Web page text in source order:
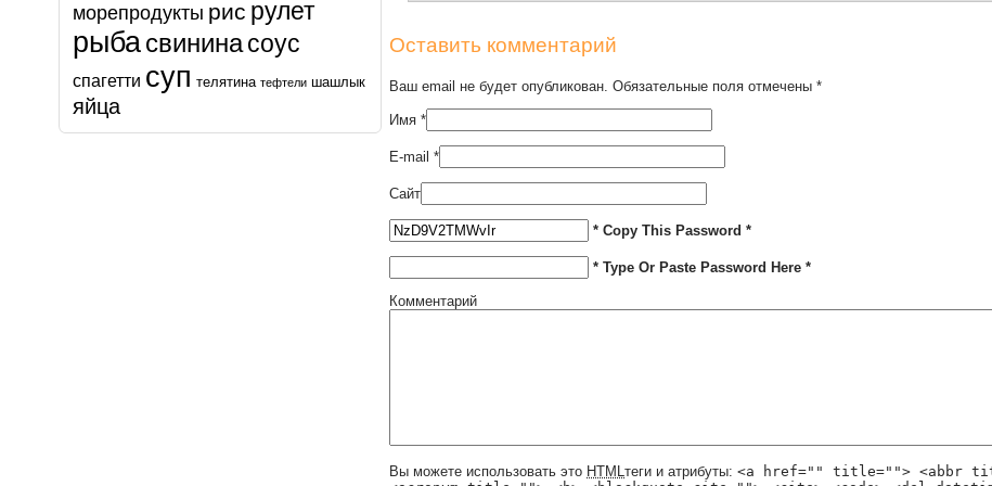
морепродукты рис рулет
рыбасвининасоус
спагетти суп телятина тефтели шашлык
яйца
Оставить комментарий
Ваш email не будет опубликован. Обязательные поля отмечены *
Имя *
E-mail *
Сайт
* Copy This Password *
* Type Or Paste Password Here *
Комментарий
Вы можете использовать это HTML теги и атрибуты: <a href="" title=""> <abbr